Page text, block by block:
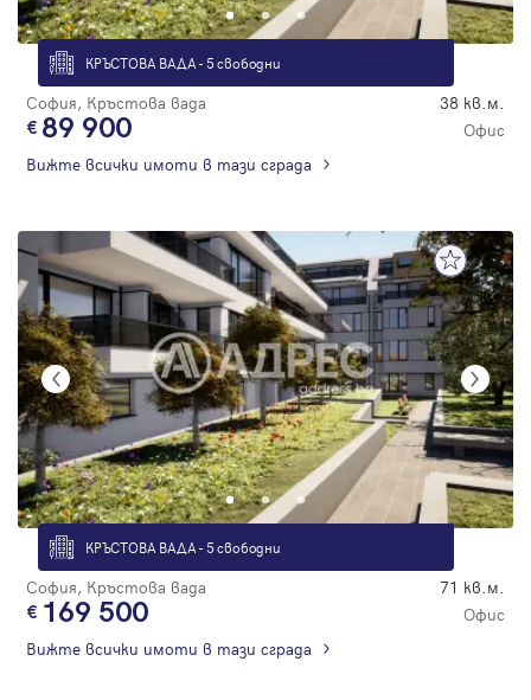
КРЪСТОВА ВАДА - 5 свободни
София, Кръстова вада 38 кв.м.
89 900
Офис
Вижте всички имоти в тази сграда
КРЪСТОВА ВАДА - 5 свободни
София, Кръстова вада 71 кв.м.
169 500
Офис
Вижте всички имоти в тази сграда